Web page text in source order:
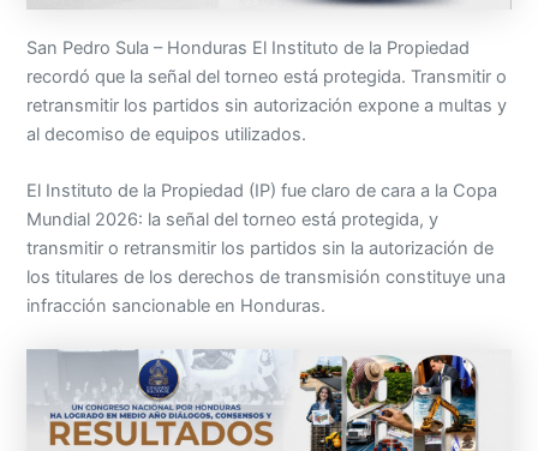
San Pedro Sula – Honduras El Instituto de la Propiedad
recordó que la señal del torneo está protegida. Transmitir o
retransmitir los partidos sin autorización expone a multas y
al decomiso de equipos utilizados.
El Instituto de la Propiedad (IP) fue claro de cara a la Copa
Mundial 2026: la señal del torneo está protegida, y
transmitir o retransmitir los partidos sin la autorización de
los titulares de los derechos de transmisión constituye una
infracción sancionable en Honduras.